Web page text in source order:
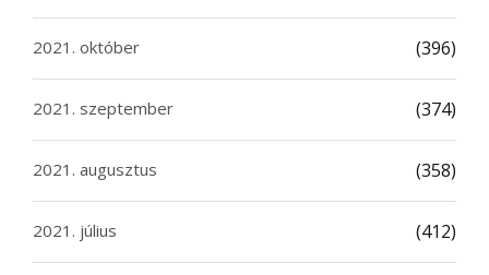
2021. október (396)
2021. szeptember (374)
2021. augusztus (358)
2021. július (412)